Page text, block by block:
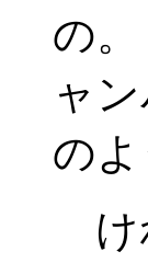
の
ャ
のよ
け